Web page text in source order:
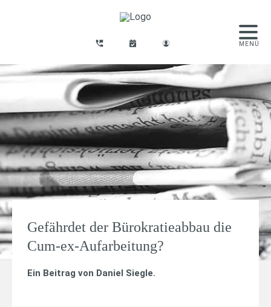
Gefährdet der Bürokratieabbau die
Cum-ex-Aufarbeitung?
Ein Beitrag von Daniel Siegle.